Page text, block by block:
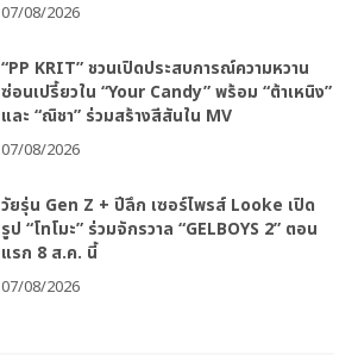
07/08/2026
“PP KRIT” ชวนเปิดประสบการณ์ความหวาน
ซ่อนเปรี้ยวใน “Your Candy” พร้อม “ต้าเหนิง”
และ “ณิชา” ร่วมสร้างสีสันใน MV
07/08/2026
วัยรุ่น Gen Z + ปีลึก เซอร์ไพรส์ Looke เปิด
รูป “โทโมะ” ร่วมจักรวาล “GELBOYS 2” ตอน
แรก 8 ส.ค. นี้
07/08/2026